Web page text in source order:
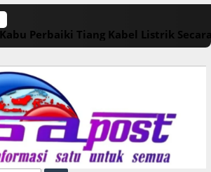
Perbaiki Tiang Kabel Listrik